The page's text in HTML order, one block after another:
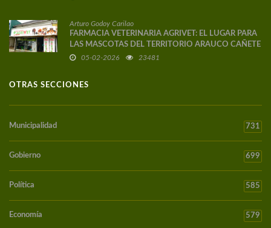
Arturo Godoy Carilao
FARMACIA VETERINARIA AGRIVET: EL LUGAR PARA
LAS MASCOTAS DEL TERRITORIO ARAUCO CAÑETE
05-02-2026 23481
OTRAS SECCIONES
Municipalidad 731
Gobierno 699
Política 585
Economía 579